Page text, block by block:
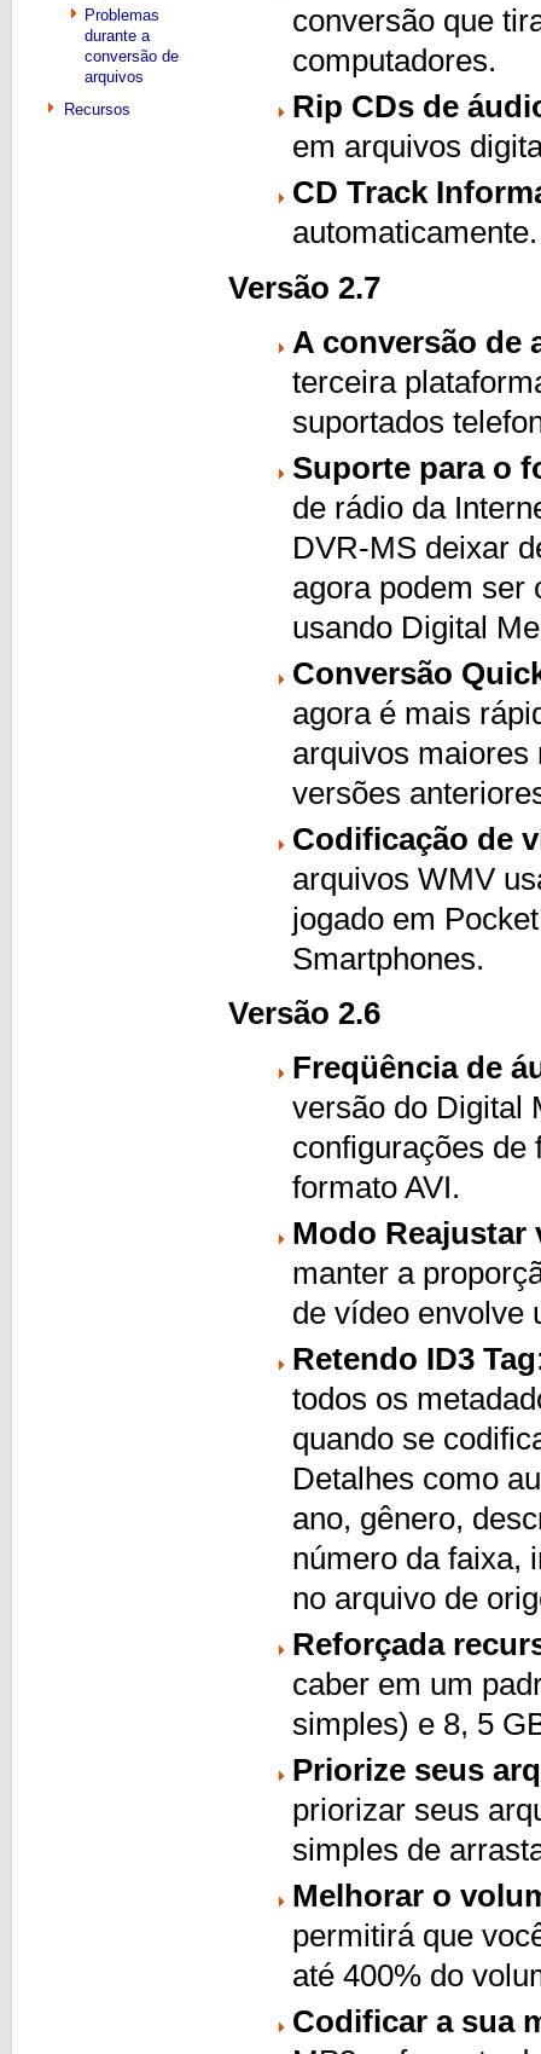
Problemas
durante a
conversão de
arquivos
Recursos
conversão que
computadores.
Rip CDs de
em arquivos
CD Track
automaticamente.
Versão 2.7
A conversão de
terceira
suportados
Suporte para o
de rádio da
DVR-MS deixar
agora podem ser
usando Digital
Conversão
agora é mais
arquivos maiores
versões
Codificação de
arquivos WMV
jogado em
Smartphones.
Versão 2.6
Freqüência de
versão do Digital
configurações de
formato AVI.
Modo Reajustar
manter a
de vídeo envolve
Retendo ID3 Tag
todos os
quando se
Detalhes como
ano, gênero,
número da faixa,
no arquivo de
Reforçada
caber em um
simples) e 8, 5
Priorize seus
priorizar seus
simples de
Melhorar o
permitirá que
até 400% do
Codificar a sua